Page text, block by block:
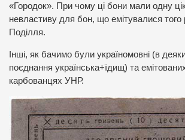
«Городок». При чому ці бони мали одну
невластиву для бон, що емітувалися того
Поділля.
Інші, як бачимо були україномовні (в
поєднання українська+їдищ) та
карбованцях УНР.